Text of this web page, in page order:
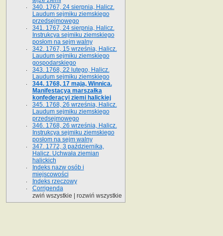
340. 1767, 24 sierpnia, Halicz.
Laudum sejmiku ziemskiego
przedsejmowego
341. 1767, 24 sierpnia, Halicz.
Instrukcya sejmiku ziemskiego
posłom na sejm walny
342. 1767, 15 września, Halicz.
Laudum sejmiku ziemskiego
gospodarskiego
343. 1768, 22 lutego, Halicz.
Laudum sejmiku ziemskiego
344. 1768, 17 maja, Winnica.
Manifestacya marszałka
konfederacyi ziemi halickiej
345. 1768, 26 września, Halicz.
Laudum sejmiku ziemskiego
przedsejmowego
346. 1768, 26 września, Halicz.
Instrukcya sejmiku ziemskiego
posłom na sejm walny
347. 1772, 3 października,
Halicz. Uchwała ziemian
halickich
Indeks nazw osób i
miejscowości
Indeks rzeczowy
Corrigenda
zwiń wszystkie
rozwiń wszystkie